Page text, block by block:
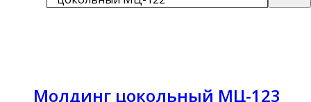
Молдинг цокольный МЦ-123